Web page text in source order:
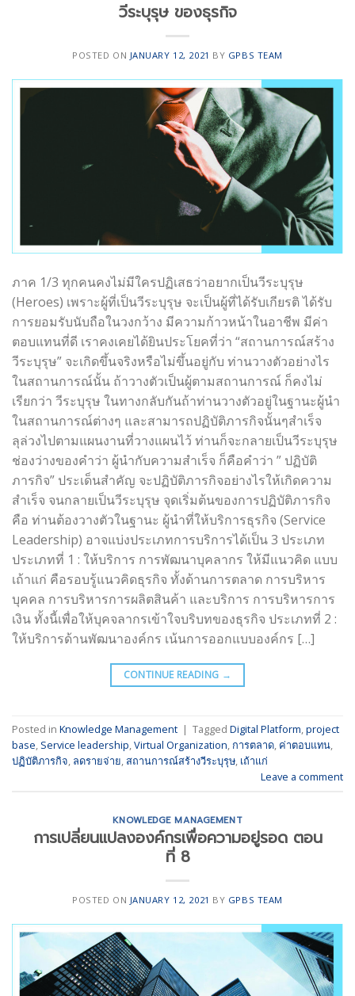
วีระบุรุษ ของธุรกิจ
POSTED ON JANUARY 12, 2021 BY GPBS TEAM
ภาค 1/3 ทุกคนคงไม่มีใครปฏิเสธว่าอยากเป็นวีระบุรุษ
(Heroes) เพราะผู้ที่เป็นวีระบุรุษ จะเป็นผู้ที่ได้รับเกียรติ ได้รับ
การยอมรับนับถือในวงกว้าง มีความก้าวหน้าในอาชีพ มีค่า
ตอบแทนที่ดี เราคงเคยได้ยินประโยคที่ว่า “สถานการณ์สร้าง
วีระบุรุษ” จะเกิดขึ้นจริงหรือไม่ขึ้นอยู่กับ ท่านวางตัวอย่างไร
ในสถานการณ์นั้น ถ้าวางตัวเป็นผู้ตามสถานการณ์ ก็คงไม่
เรียกว่า วีระบุรุษ ในทางกลับกันถ้าท่านวางตัวอยู่ในฐานะผู้นำ
ในสถานการณ์ต่างๆ และสามารถปฏิบัติภารกิจนั้นๆสำเร็จ
ลุล่วงไปตามแผนงานที่วางแผนไว้ ท่านก็จะกลายเป็นวีระบุรุษ
ช่องว่างของคำว่า ผู้นำกับความสำเร็จ ก็คือคำว่า ” ปฏิบัติ
ภารกิจ” ประเด็นสำคัญ จะปฏิบัติภารกิจอย่างไรให้เกิดความ
สำเร็จ จนกลายเป็นวีระบุรุษ จุดเริ่มต้นของการปฏิบัติภารกิจ
คือ ท่านต้องวางตัวในฐานะ ผู้นำที่ให้บริการธุรกิจ (Service
Leadership) อาจแบ่งประเภทการบริการได้เป็น 3 ประเภท
ประเภทที่ 1 : ให้บริการ การพัฒนาบุคลากร ให้มีแนวคิด แบบ
เถ้าแก่ คือรอบรู้แนวคิดธุรกิจ ทั้งด้านการตลาด การบริหาร
บุคคล การบริหารการผลิตสินค้า และบริการ การบริหารการ
เงิน ทั้งนี้เพื่อให้บุคจลากรเข้าใจบริบทของธุรกิจ ประเภทที่ 2 :
ให้บริการด้านพัฒนาองค์กร เน้นการออกแบบองค์กร […]
CONTINUE READING →
Posted in Knowledge Management | Tagged Digital Platform,project
base, Service leadership,Virtual Organization, การตลาด, ค่าตอบแทน,
ปฏิบัติภารกิจ, ลดรายจ่าย,สถานการณ์สร้างวีระบุรุษ, เถ้าแก่
Leave a comment
KNOWLEDGE MANAGEMENT
การเปลี่ยนแปลงองค์กรเพื่อความอยู่รอด ตอน
ที่ 8
POSTED ON JANUARY 12, 2021 BY GPBS TEAM